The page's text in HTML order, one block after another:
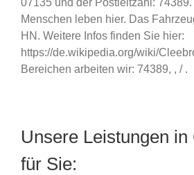
07135 und der Postleitzahl:
Menschen leben hier. Das
HN. Weitere Infos finden Sie hier:
https://de.wikipedia.org/wiki/
Bereichen arbeiten wir: 74389, , / .
Unsere Leistungen in
für Sie: